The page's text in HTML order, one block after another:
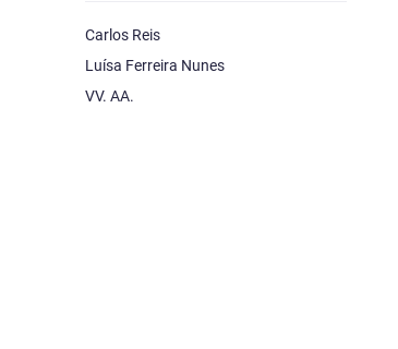
Carlos Reis
Luísa Ferreira Nunes
VV. AA.